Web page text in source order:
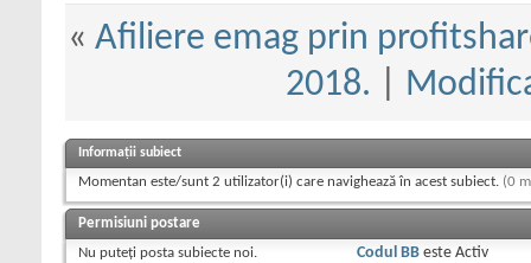
« Afiliere emag prin
2018.
Informații subiect
Momentan este/sunt 2 utilizator(i) care navighează în acest subiect. (0
Permisiuni postare
Nu puteţi posta subiecte noi.
Codul BBeste Activ